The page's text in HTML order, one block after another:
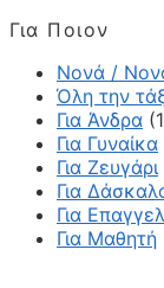
Για Ποιον
Νονά /
Όλη την
Για Άνδρα
Για Γυναίκα
Για Ζευγάρι
Για
Για
Για Μαθητή